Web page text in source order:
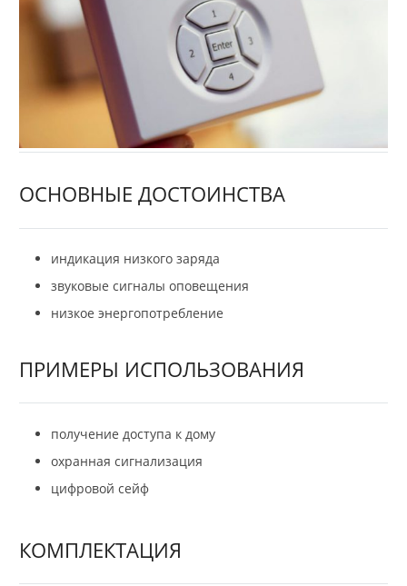
ОСНОВНЫЕ ДОСТОИНСТВА
индикация низкого заряда
звуковые сигналы оповещения
низкое энергопотребление
ПРИМЕРЫ ИСПОЛЬЗОВАНИЯ
получение доступа к дому
охранная сигнализация
цифровой сейф
КОМПЛЕКТАЦИЯ